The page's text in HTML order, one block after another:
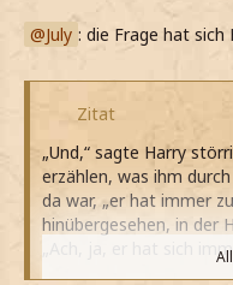
July : die Frage hat sich
Zitat
„Und,“ sagte Harry
erzählen, was ihm
da war, „er hat immer
hinübergesehen, in der
„Ach, ja, er hat sich
Lily da war,“ sagte